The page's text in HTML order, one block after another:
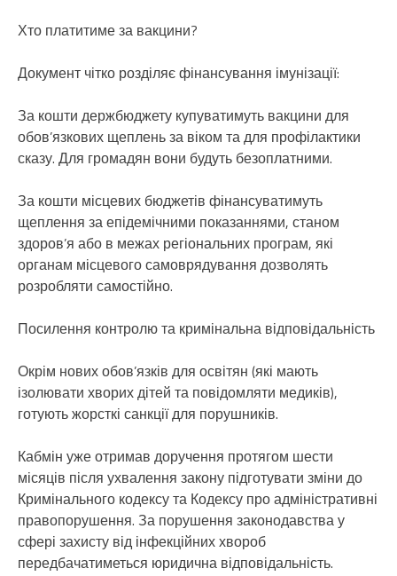
Хто платитиме за вакцини?
Документ чітко розділяє фінансування імунізації:
За кошти держбюджету купуватимуть вакцини для
обов’язкових щеплень за віком та для профілактики
сказу. Для громадян вони будуть безоплатними.
За кошти місцевих бюджетів фінансуватимуть
щеплення за епідемічними показаннями, станом
здоров’я або в межах регіональних програм, які
органам місцевого самоврядування дозволять
розробляти самостійно.
Посилення контролю та кримінальна відповідальність
Окрім нових обов’язків для освітян (які мають
ізолювати хворих дітей та повідомляти медиків),
готують жорсткі санкції для порушників.
Кабмін уже отримав доручення протягом шести
місяців після ухвалення закону підготувати зміни до
Кримінального кодексу та Кодексу про адміністративні
правопорушення. За порушення законодавства у
сфері захисту від інфекційних хвороб
передбачатиметься юридична відповідальність.